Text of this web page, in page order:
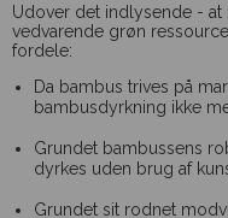
Udover det indlysende -
vedvarende grøn
fordele:
Da bambus trives på
bambusdyrkning ikke
Grundet bambussens
dyrkes uden brug af
Grundet sit rodnet